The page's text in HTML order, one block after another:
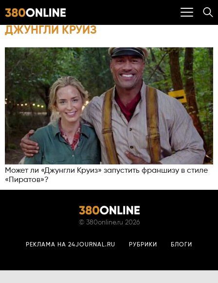
ДЖУНГЛИ КРУИЗ
Может ли «Джунгли Круиз» запустить франшизу в стиле
«Пиратов»?
© 380online.ru 2026
РЕКЛАМА НА 24JOURNAL.RU РУБРИКИ БЛОГИ